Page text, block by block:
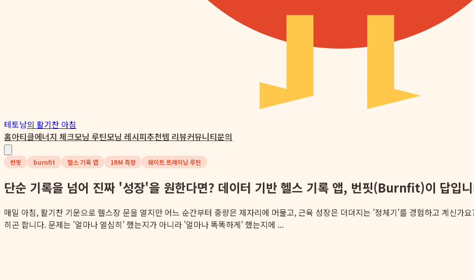
테토남의 활기찬 아침
홈아티클에너지 체크모닝 루틴모닝 레시피추천템 리뷰커뮤니티문의
번핏 burnfit 헬스 기록 앱 1RM 측정 웨이트 트레이닝 루틴
단순 기록을 넘어 진짜 '성장'을 원한다면? 데이터 기반 헬스 기록 앱, 번핏(Burnfit)이 답입
매일 아침, 활기찬 기운으로 헬스장 문을 열지만 어느 순간부터 중량은 제자리에 머물고, 근육 성장은 더뎌지는 '정체기'를 경험하고 계신가
히곤 합니다. 문제는 '얼마나 열심히' 했는지가 아니라 '얼마나 똑똑하게' 했는지에 ...